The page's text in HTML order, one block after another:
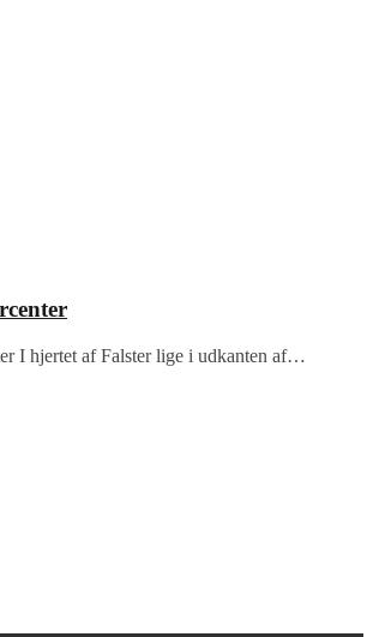
I hjertet af Falster lige i udkanten af…